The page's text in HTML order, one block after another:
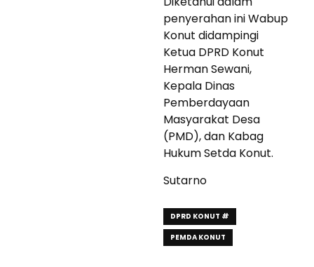
penyerahan ini Wabup
Konut didampingi
Ketua DPRD Konut
Herman Sewani,
Kepala Dinas
Pemberdayaan
Masyarakat Desa
(PMD), dan Kabag
Hukum Setda Konut.
Sutarno
DPRD KONUT #
PEMDA KONUT